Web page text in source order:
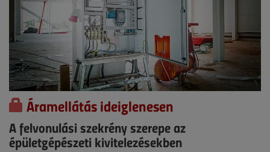
Áramellátás ideiglenesen
A felvonulási szekrény szerepe az
épületgépészeti kivitelezésekben